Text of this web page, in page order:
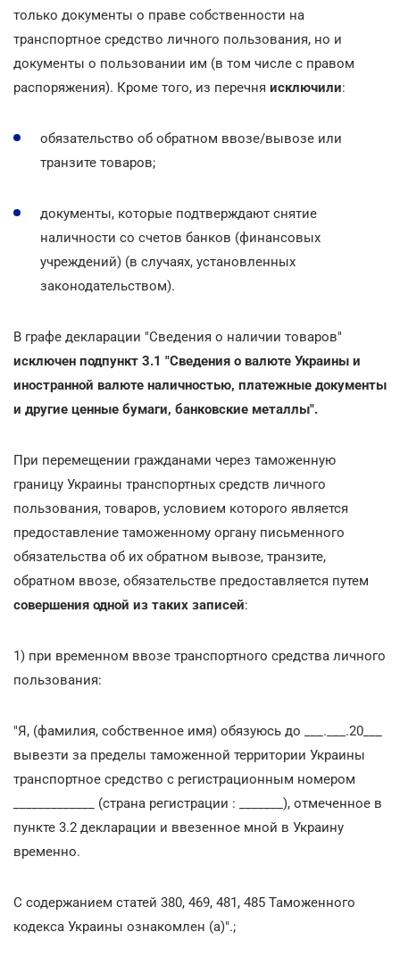
только документы о праве собственности на
транспортное средство личного пользования, но и
документы о пользовании им (в том числе с правом
распоряжения). Кроме того, из перечня исключили:
обязательство об обратном ввозе/вывозе или
транзите товаров;
документы, которые подтверждают снятие
наличности со счетов банков (финансовых
учреждений) (в случаях, установленных
законодательством).
В графе декларации "Сведения о наличии товаров"
исключен подпункт 3.1 "Сведения о валюте Украины и
иностранной валюте наличностью, платежные документы
и другие ценные бумаги, банковские металлы".
При перемещении гражданами через таможенную
границу Украины транспортных средств личного
пользования, товаров, условием которого является
предоставление таможенному органу письменного
обязательства об их обратном вывозе, транзите,
обратном ввозе, обязательстве предоставляется путем
совершения одной из таких записей:
1) при временном ввозе транспортного средства личного
пользования:
"Я, (фамилия, собственное имя) обязуюсь до ___.___.20___
вывезти за пределы таможенной территории Украины
транспортное средство с регистрационным номером
_____________ (страна регистрации : _______), отмеченное в
пункте 3.2 декларации и ввезенное мной в Украину
временно.
С содержанием статей 380, 469, 481, 485 Таможенного
кодекса Украины ознакомлен (а)".;